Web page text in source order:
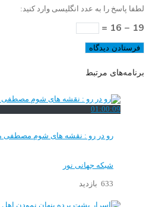
لطفا پاسخ را به عدد انگلیسی وارد کنید:
19 − 16 =
برنامه‌های مرتبط
01:00:09
رو در رو : نقشه های شوم مصطفی
شبکه جهانی نور
633 بازدید